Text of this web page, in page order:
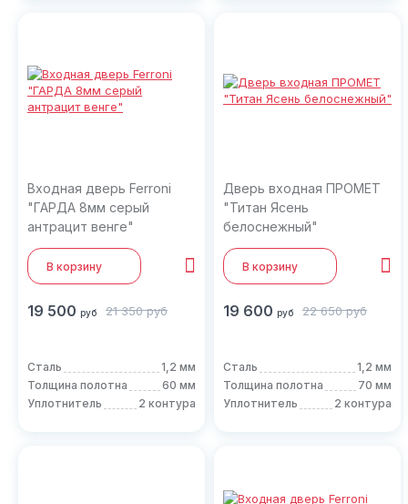
Входная дверь Ferroni
"ГАРДА 8мм серый
антрацит венге"
В корзину
19 500 руб 21 350 руб
Сталь
1,2 мм
Толщина полотна
60 мм
Уплотнитель
2 контура
Дверь входная ПРОМЕТ
"Титан Ясень
белоснежный"
В корзину
19 600 руб 22 650 руб
Сталь
1,2 мм
Толщина полотна
70 мм
Уплотнитель
2 контура